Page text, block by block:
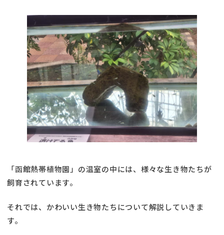
「函館熱帯植物園」の温室の中には、様々な生き物たちが
飼育されています。
それでは、かわいい生き物たちについて解説していきま
す。